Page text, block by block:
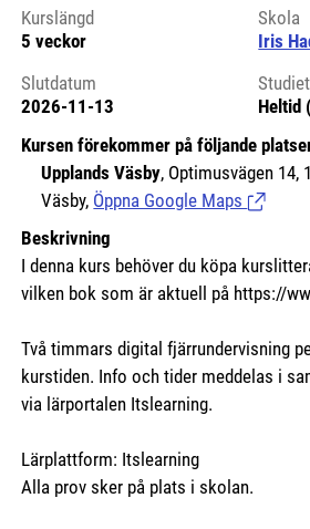
Kurslängd
5 veckor
Skola
Iris
Slutdatum
2026-11-13
Heltid
Kursen förekommer på följande
Upplands Väsby, Optimusvägen 14,
Väsby, Öppna Google Maps (Länk
Beskrivning
I denna kurs behöver du köpa
vilken bok som är aktuell på https://
Två timmars digital fjärrundervisning
kurstiden. Info och tider meddelas i
via lärportalen Itslearning.
Lärplattform: Itslearning
Alla prov sker på plats i skolan.